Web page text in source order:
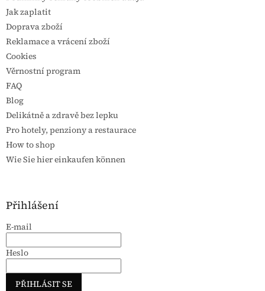
Jak zaplatit
Doprava zboží
Reklamace a vrácení zboží
Cookies
Věrnostní program
FAQ
Blog
Delikátně a zdravě bez lepku
Pro hotely, penziony a restaurace
How to shop
Wie Sie hier einkaufen können
Přihlášení
E-mail
Heslo
PŘIHLÁSIT SE